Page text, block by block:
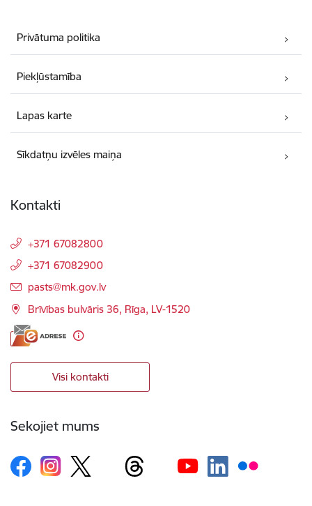
Privātuma politika
Piekļūstamība
Lapas karte
Sīkdatņu izvēles maiņa
Kontakti
+371 67082800
+371 67082900
E-pasts:
pasts@mk.gov.lv
Brīvības bulvāris 36, Rīga, LV-1520
Visi kontakti
Sekojiet mums